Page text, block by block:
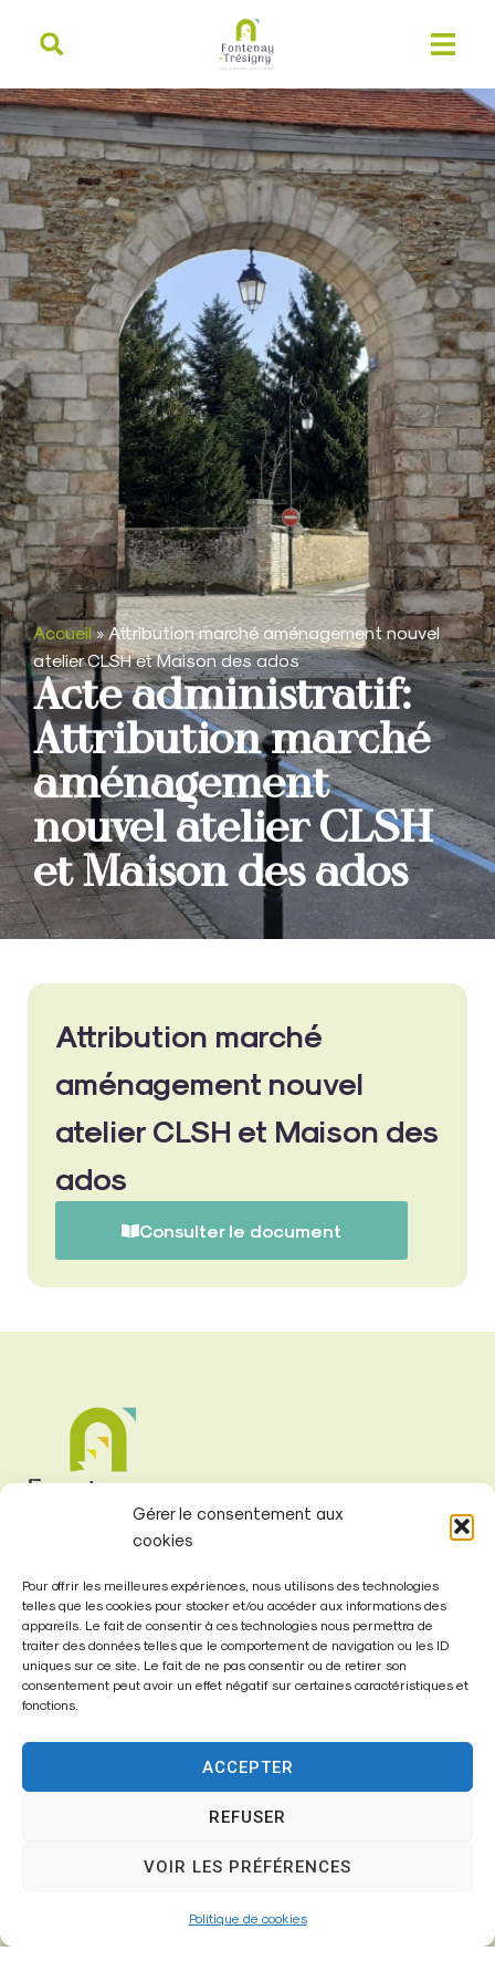
Gérer le consentement aux
cookies
Pour offrir les meilleures expériences, nous utilisons des technologies
telles que les cookies pour stocker et/ou accéder aux informations des
appareils. Le fait de consentir à ces technologies nous permettra de
traiter des données telles que le comportement de navigation ou les ID
uniques sur ce site. Le fait de ne pas consentir ou de retirer son
consentement peut avoir un effet négatif sur certaines caractéristiques et
fonctions.
ACCEPTER
REFUSER
VOIR LES PRÉFÉRENCES
Politique de cookies
principal
Accueil»Attribution marché aménagement nouvel
atelier CLSH et Maison des ados
Acte administratif:
Attribution marché
aménagement
nouvel atelier CLSH
et Maison des ados
Attribution marché
aménagement nouvel
atelier CLSH et Maison des
ados
Consulter le document
Mairie de
Fontenay-Trésigny
77610 – Fontenay-Trésigny
01 64 25 90 67